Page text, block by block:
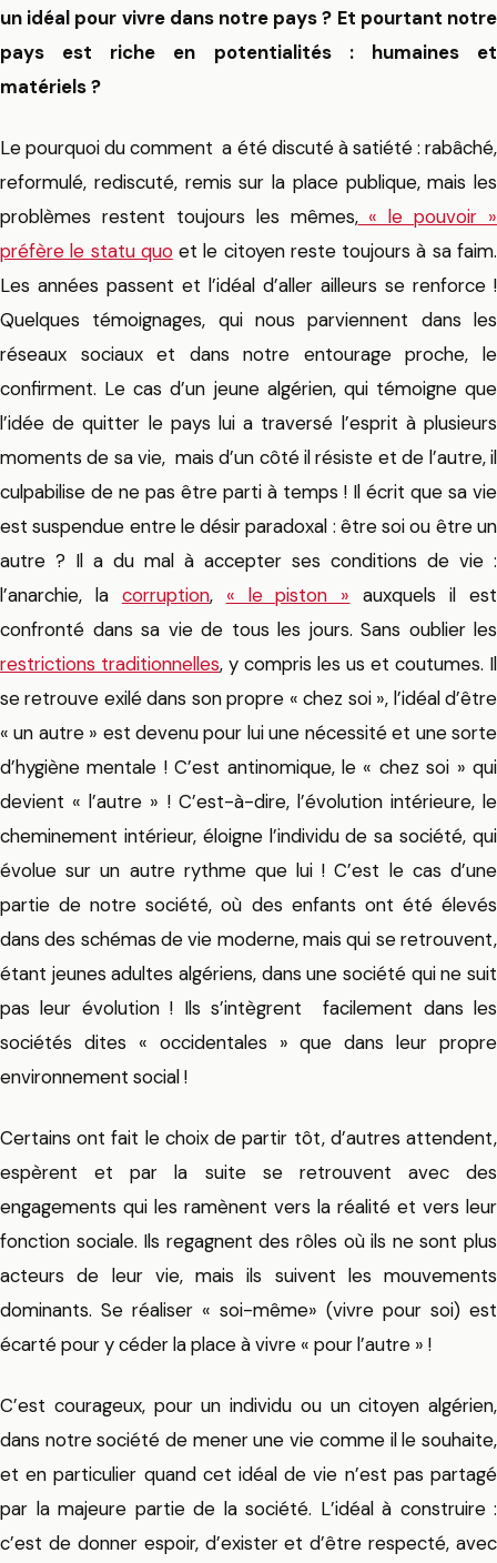
un idéal pour vivre dans notre pays ? Et pourtant notre
pays est riche en potentialités : humaines et
matériels ?
Le pourquoi du comment a été discuté à satiété : rabâché,
reformulé, rediscuté, remis sur la place publique, mais les
problèmes restent toujours les mêmes,« le pouvoir »
préfère le statu quo et le citoyen reste toujours à sa faim.
Les années passent et l’idéal d’aller ailleurs se renforce !
Quelques témoignages, qui nous parviennent dans les
réseaux sociaux et dans notre entourage proche, le
confirment. Le cas d’un jeune algérien, qui témoigne que
l’idée de quitter le pays lui a traversé l’esprit à plusieurs
moments de sa vie, mais d’un côté il résiste et de l’autre, il
culpabilise de ne pas être parti à temps ! Il écrit que sa vie
est suspendue entre le désir paradoxal : être soi ou être un
autre ? Il a du mal à accepter ses conditions de vie :
l’anarchie, la corruption, « le piston » auxquels il est
confronté dans sa vie de tous les jours. Sans oublier les
restrictions traditionnelles, y compris les us et coutumes. Il
se retrouve exilé dans son propre « chez soi », l’idéal d’être
« un autre » est devenu pour lui une nécessité et une sorte
d’hygiène mentale ! C’est antinomique, le « chez soi » qui
devient « l’autre » ! C’est-à-dire, l’évolution intérieure, le
cheminement intérieur, éloigne l’individu de sa société, qui
évolue sur un autre rythme que lui ! C’est le cas d’une
partie de notre société, où des enfants ont été élevés
dans des schémas de vie moderne, mais qui se retrouvent,
étant jeunes adultes algériens, dans une société qui ne suit
pas leur évolution ! Ils s’intègrent facilement dans les
sociétés dites « occidentales » que dans leur propre
environnement social !
Certains ont fait le choix de partir tôt, d’autres attendent,
espèrent et par la suite se retrouvent avec des
engagements qui les ramènent vers la réalité et vers leur
fonction sociale. Ils regagnent des rôles où ils ne sont plus
acteurs de leur vie, mais ils suivent les mouvements
dominants. Se réaliser « soi-même» (vivre pour soi) est
écarté pour y céder la place à vivre « pour l’autre » !
C’est courageux, pour un individu ou un citoyen algérien,
dans notre société de mener une vie comme il le souhaite,
et en particulier quand cet idéal de vie n’est pas partagé
par la majeure partie de la société. L’idéal à construire :
c’est de donner espoir, d’exister et d’être respecté, avec